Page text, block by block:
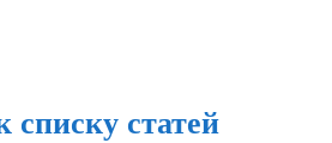
списку статей